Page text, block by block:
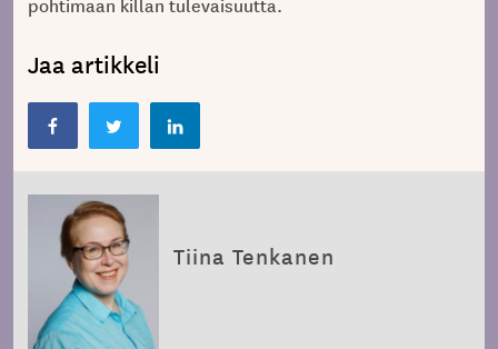
Jaa artikkeli
Tiina Tenkanen